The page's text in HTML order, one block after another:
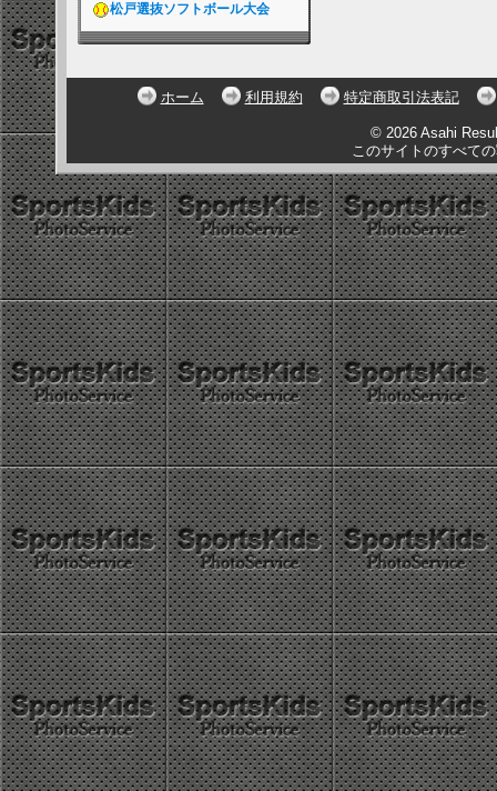
松戸選抜ソフトボール大会
ホーム 利用規約 特定商取引法表記
© 2026 Asahi
このサイトのすべて